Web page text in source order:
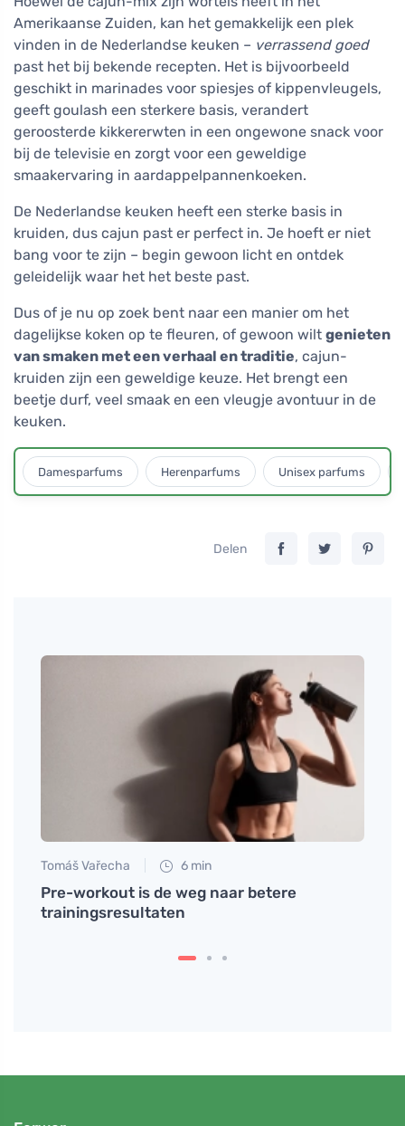
Amerikaanse Zuiden, kan het gemakkelijk een plek
vinden in de Nederlandse keuken – verrassend goed
past het bij bekende recepten. Het is bijvoorbeeld
geschikt in marinades voor spiesjes of kippenvleugels,
geeft goulash een sterkere basis, verandert
geroosterde kikkererwten in een ongewone snack voor
bij de televisie en zorgt voor een geweldige
smaakervaring in aardappelpannenkoeken.
De Nederlandse keuken heeft een sterke basis in
kruiden, dus cajun past er perfect in. Je hoeft er niet
bang voor te zijn – begin gewoon licht en ontdek
geleidelijk waar het het beste past.
Dus of je nu op zoek bent naar een manier om het
dagelijkse koken op te fleuren, of gewoon wilt genieten
van smaken met een verhaal en traditie, cajun-
kruiden zijn een geweldige keuze. Het brengt een
beetje durf, veel smaak en een vleugje avontuur in de
keuken.
Damesparfums Herenparfums Unisex parfums
Delen
Tomáš Vařecha 6 min
Pre-workout is de weg naar betere
trainingsresultaten